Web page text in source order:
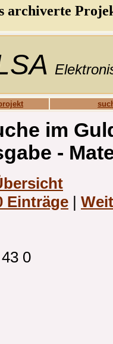
archiverte
im
-
Einträge |
0